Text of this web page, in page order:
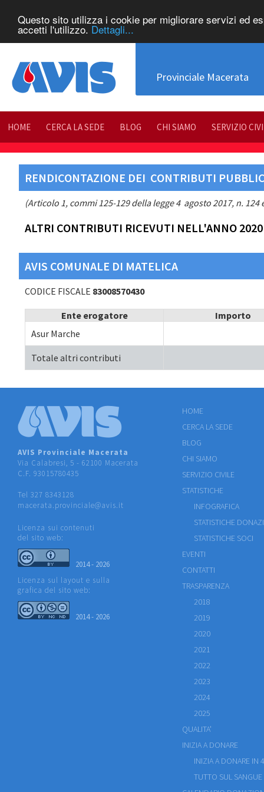
Questo sito utilizza i cookie per migliorare servizi ed
accetti l'utilizzo. Dettagli...
Provinciale Macerata
HOME CERCA LA SEDE BLOG CHI SIAMO SERVIZIO
RENDICONTAZIONE DEI CONTRIBUTI
(Articolo 1, commi 125-129 della legge 4 agosto 2017, n. 124
ALTRI CONTRIBUTI RICEVUTI NELL'ANNO 2020
AVIS COMUNALE DI MATELICA
CODICE FISCALE 83008570430
Ente erogatore
Importo
Asur Marche
Totale altri contributi
AVIS Provinciale Macerata
Via Calabresi, 5 - 62100 Macerata
C.F. 93015780435
Tel 327 8343128
macerata.provinciale@avis.it
Licenza sui contenuti
del sito web:
2014 - 2026
Licenza sul layout e sulla
grafica del sito web:
2014 - 2026
HOME
CERCA LA SEDE
BLOG
CHI SIAMO
SERVIZIO CIVILE
STATISTICHE
INFOGRAFICA
STATISTICHE
STATISTICHE SOCI
EVENTI
CONTATTI
TRASPARENZA
2018
2019
2020
2021
2022
2023
2024
2025
QUALITA'
INIZIA A DONARE
INIZIA A DONARE IN
TUTTO SUL SANGUE